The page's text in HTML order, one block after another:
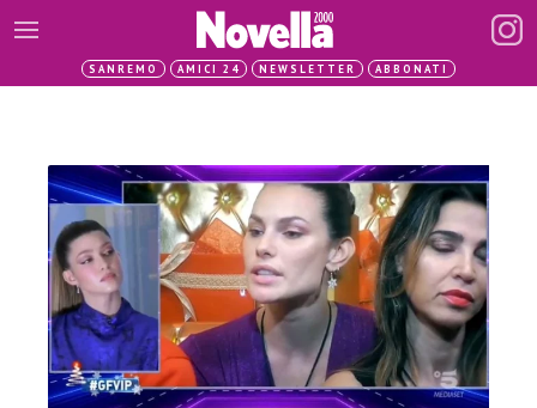
SANREMO AMICI 24 NEWSLETTER ABBONATI